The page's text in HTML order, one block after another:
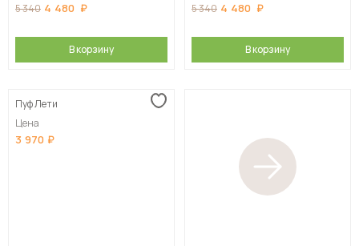
5 340 4 480
В корзину
5 340 4 480
В корзину
Пуф Лети
Цена
3 970